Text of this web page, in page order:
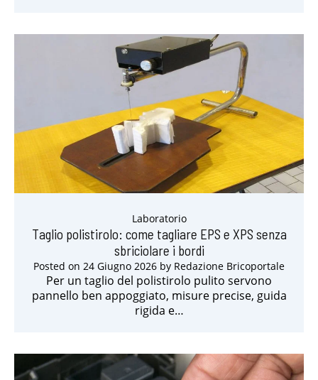
Laboratorio
Taglio polistirolo: come tagliare EPS e XPS senza
sbriciolare i bordi
Posted on 24 Giugno 2026 by Redazione Bricoportale
Per un taglio del polistirolo pulito servono
pannello ben appoggiato, misure precise, guida
rigida e…